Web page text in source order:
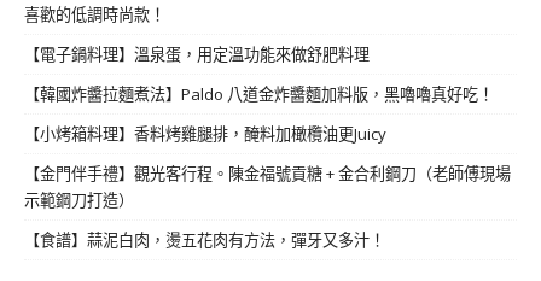
喜歡的低調時尚款！
【電子鍋料理】溫泉蛋，用定溫功能來做舒肥料理
【韓國炸醬拉麵煮法】Paldo 八道金炸醬麵加料版，黑嚕嚕真好吃！
【小烤箱料理】香料烤雞腿排，醃料加橄欖油更Juicy
【金門伴手禮】觀光客行程。陳金福號貢糖 + 金合利鋼刀（老師傅現場
示範鋼刀打造）
【食譜】蒜泥白肉，燙五花肉有方法，彈牙又多汁！